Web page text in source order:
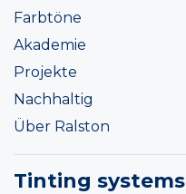
Farbtöne
Akademie
Projekte
Nachhaltig
Über Ralston
Tinting systems